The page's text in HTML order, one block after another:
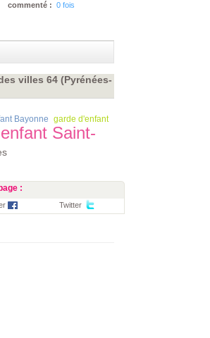
commenté : 0 fois
villes 64 (Pyrénées-
Bayonne garde d'enfant
Saint-
:
Twitter